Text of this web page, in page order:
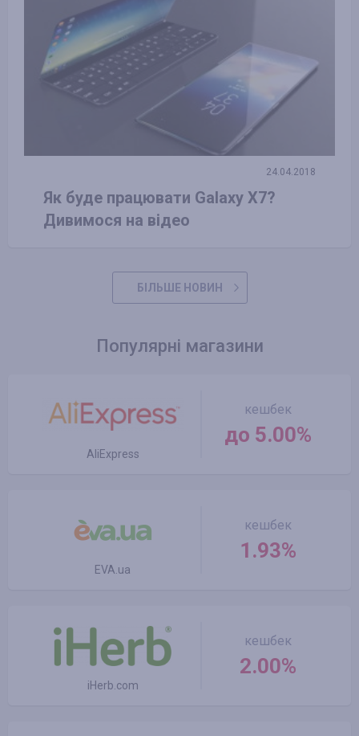
24.04.2018
Як буде працювати Galaxy X7?
Дивимося на відео
БІЛЬШЕ НОВИН
Популярні магазини
AliExpress
кешбек
до 5.00%
EVA.ua
кешбек
1.93%
iHerb.com
кешбек
2.00%